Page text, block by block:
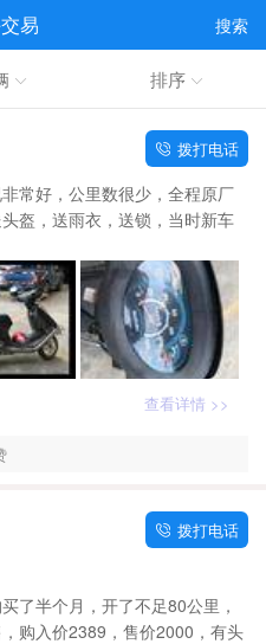
搜索
易
排序
拨打电话
常好，公里数很少，全程原厂
盔，送雨衣，送锁，当时新车
查看详情 >>
拨打电话
了半个月，开了不足80公里，
购入价2389，售价2000，有头